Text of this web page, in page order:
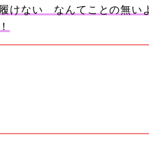
けない なんてことの無い